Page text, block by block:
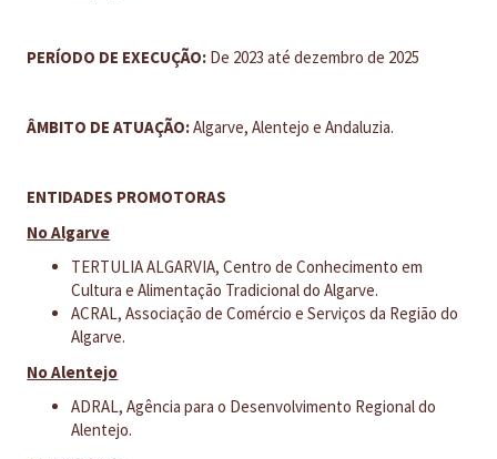
PERÍODO DE EXECUÇÃO: De 2023 até dezembro de 2025
ÂMBITO DE ATUAÇÃO:Algarve, Alentejo e Andaluzia.
ENTIDADES PROMOTORAS
No Algarve
TERTULIA ALGARVIA, Centro de Conhecimento em
Cultura e Alimentação Tradicional do Algarve.
ACRAL, Associação de Comércio e Serviços da Região do
Algarve.
No Alentejo
ADRAL, Agência para o Desenvolvimento Regional do
Alentejo.